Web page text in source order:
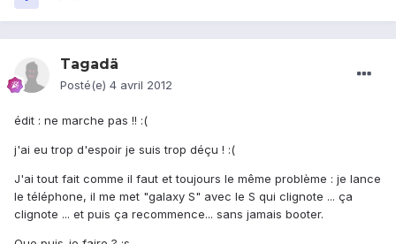
Tagadä
Posté(e) 4 avril 2012
édit : ne marche pas !! :(
j'ai eu trop d'espoir je suis trop déçu ! :(
J'ai tout fait comme il faut et toujours le même problème : je lance
le téléphone, il me met "galaxy S" avec le S qui clignote ... ça
clignote ... et puis ça recommence... sans jamais booter.